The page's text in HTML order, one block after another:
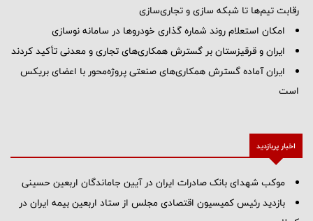
رقابت تیم‌ها تا شبکه سازی و تجاری‌سازی
امکان استعلام روند شماره گذاری خودروها در سامانه نوسازی
ایران و قرقیزستان بر گسترش همکاری‌های تجاری و معدنی تأکید کردند
ایران آماده گسترش همکاری‌های صنعتی پروژه‌محور با اعضای بریکس
است
اخبار پربازدید
موکب شهدای بانک صادرات ایران در آیین جاماندگان اربعین حسینی
بازدید رئیس کمیسیون اقتصادی مجلس از ستاد اربعین بیمه ایران در